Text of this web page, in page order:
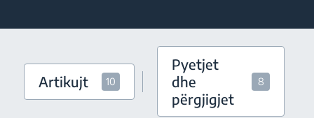
Artikujt 10
Pyetjet
dhe
përgjigjet
8